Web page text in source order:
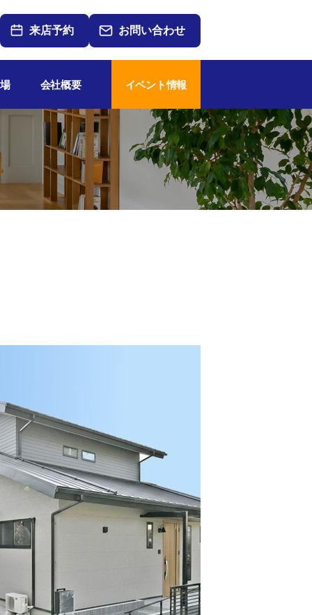
来店予約 お問い合わせ
会社概要 イベント情報